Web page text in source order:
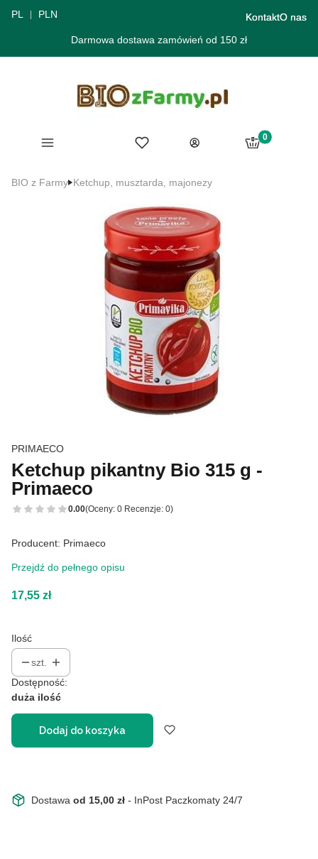
PL PLN KontaktO nas
Darmowa dostawa zamówień od 150 zł
Menu Ulubione
Zaloguj się
Produkty w
Koszyk
BIO z Farmy Ketchup, musztarda, majonezy
PRIMAECO
Ketchup pikantny Bio 315 g -
Primaeco
0.00(Oceny: 0 Recenzje: 0)
Producent: Primaeco
Przejdź do pełnego opisu
Cena
17,55 zł
Ilość
szt.
Dostępność:
duża ilość
Dodaj do koszyka
Dostawa od 15,00 zł - InPost Paczkomaty 24/7